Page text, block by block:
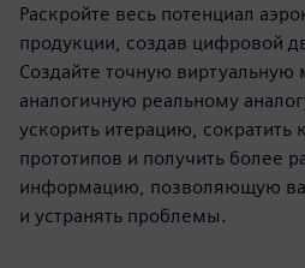
Раскройте весь потенциал
продукции, создав цифровой
Создайте точную виртуальную
аналогичную реальному
ускорить итерацию, сократить
прототипов и получить более
информацию, позволяющую
и устранять проблемы.